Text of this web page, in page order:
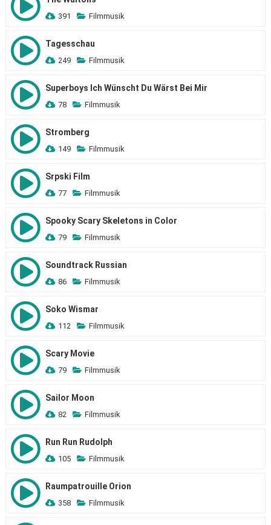
391 Filmmusik
Tagesschau
249 Filmmusik
Superboys Ich Wünscht Du Wärst Bei Mir
78 Filmmusik
Stromberg
149 Filmmusik
Srpski Film
77 Filmmusik
Spooky Scary Skeletons in Color
79 Filmmusik
Soundtrack Russian
86 Filmmusik
Soko Wismar
112 Filmmusik
Scary Movie
79 Filmmusik
Sailor Moon
82 Filmmusik
Run Run Rudolph
105 Filmmusik
Raumpatrouille Orion
358 Filmmusik